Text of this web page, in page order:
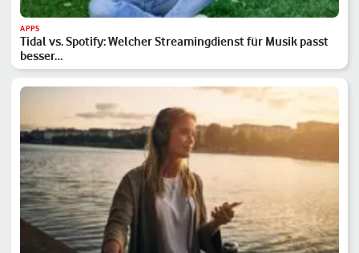
APPS
Tidal vs. Spotify: Welcher Streamingdienst für Musik passt
besser…